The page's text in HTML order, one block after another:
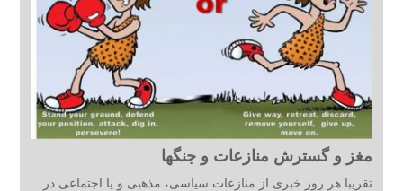
مغز و گسترش منازعات و جنگها
تقریبا هر روز خبری از منازعات سیاسی، مذهبی و یا اجتماعی در